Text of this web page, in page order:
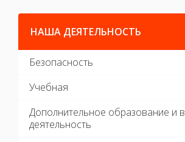
НАША ДЕЯТЕЛЬНОСТЬ
Безопасность
Учебная
Дополнительное образование и
деятельность